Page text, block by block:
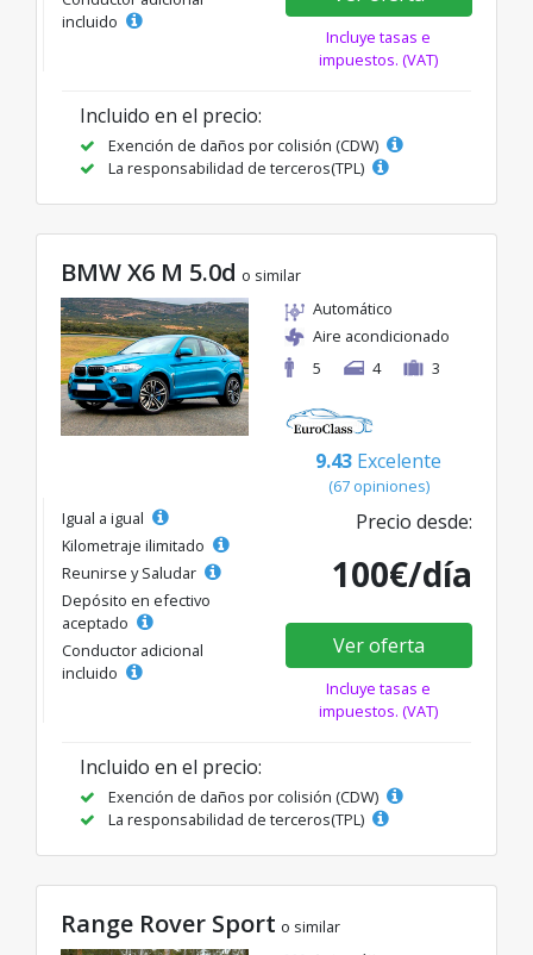
incluido
Incluye tasas e
impuestos. (VAT)
Incluido en el precio:
Exención de daños por colisión (CDW)
La responsabilidad de terceros(TPL)
BMW X6 M 5.0d o similar
Automático
Aire acondicionado
5
4 3
9.43 Excelente
(67 opiniones)
Igual a igual
Kilometraje ilimitado
Reunirse y Saludar
Depósito en efectivo
aceptado
Conductor adicional
incluido
Precio desde:
100€/día
Ver oferta
Incluye tasas e
impuestos. (VAT)
Incluido en el precio:
Exención de daños por colisión (CDW)
La responsabilidad de terceros(TPL)
Range Rover Sport o similar